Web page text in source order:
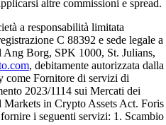
altre commissioni e spread.
a responsabilità limitata
C 88392 e sede legale a
Borg, SPK 1000, St. Julians,
, debitamente autorizzata dalla
come Fornitore di servizi di
2023/1114 sui Mercati dei
in Crypto Assets Act. Foris
i seguenti servizi: 1. Scambio